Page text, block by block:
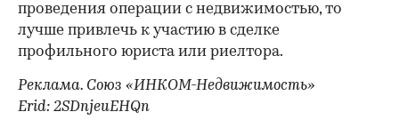
проведения операции с недвижимостью, то
лучше привлечь к участию в сделке
профильного юриста или риелтора.
Реклама. Союз «ИНКОМ-Недвижимость»
Erid: 2SDnjeuEHQn